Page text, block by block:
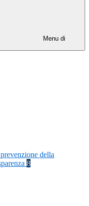
Menu di
della
8